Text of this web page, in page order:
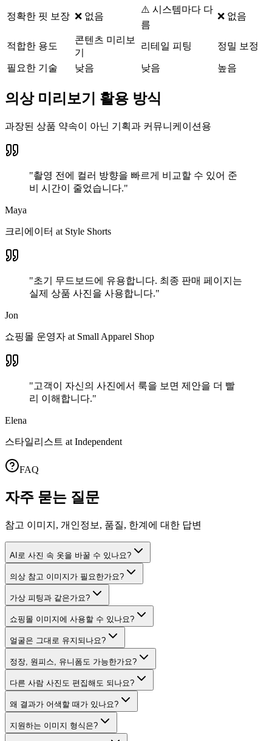
정확한 핏 보장 ❌ 없음
⚠️ 시스템마다 다
름
❌ 없음
적합한 용도
콘텐츠 미리보
기
리테일 피팅 정밀 보정
필요한 기술 낮음 낮음 높음
의상 미리보기 활용 방식
과장된 상품 약속이 아닌 기획과 커뮤니케이션용
"촬영 전에 컬러 방향을 빠르게 비교할 수 있어 준
비 시간이 줄었습니다."
Maya
크리에이터 at Style Shorts
"초기 무드보드에 유용합니다. 최종 판매 페이지는
실제 상품 사진을 사용합니다."
Jon
쇼핑몰 운영자 at Small Apparel Shop
"고객이 자신의 사진에서 룩을 보면 제안을 더 빨
리 이해합니다."
Elena
스타일리스트 at Independent
FAQ
자주 묻는 질문
참고 이미지, 개인정보, 품질, 한계에 대한 답변
AI로 사진 속 옷을 바꿀 수 있나요?
의상 참고 이미지가 필요한가요?
가상 피팅과 같은가요?
쇼핑몰 이미지에 사용할 수 있나요?
얼굴은 그대로 유지되나요?
정장, 원피스, 유니폼도 가능한가요?
다른 사람 사진도 편집해도 되나요?
왜 결과가 어색할 때가 있나요?
지원하는 이미지 형식은?